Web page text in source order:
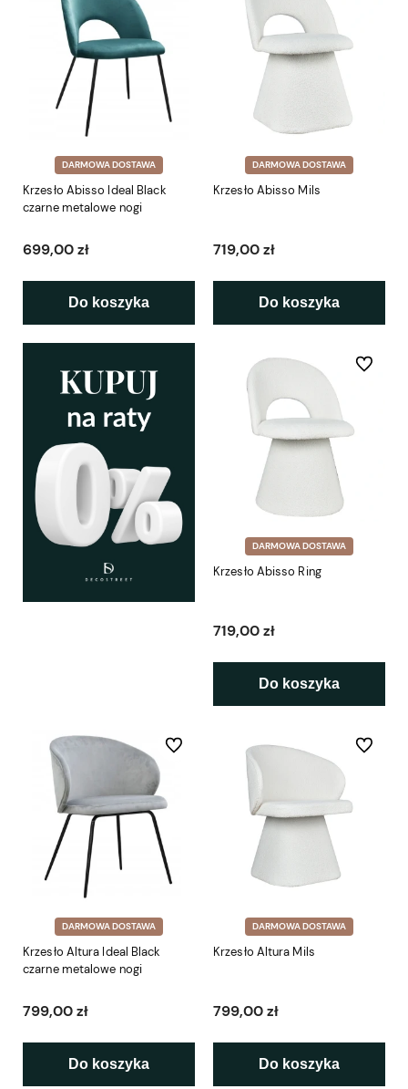
DARMOWA DOSTAWA
Krzesło Abisso Ideal Black
czarne metalowe nogi
699,00 zł
Do koszyka
DARMOWA DOSTAWA
Krzesło Abisso Mils
719,00 zł
Do koszyka
DARMOWA DOSTAWA
Krzesło Abisso Ring
719,00 zł
Do koszyka
Do
DARMOWA DOSTAWA
Krzesło Altura Ideal Black
czarne metalowe nogi
799,00 zł
Do koszyka
Do ulubionych
DARMOWA DOSTAWA
Krzesło Altura Mils
799,00 zł
Do koszyka
Do